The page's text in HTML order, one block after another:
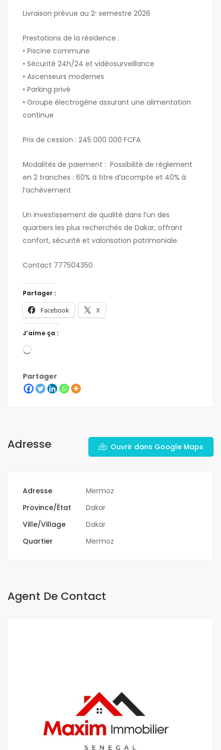
Livraison prévue au 2ᵉ semestre 2026
Prestations de la résidence :
• Piscine commune
• Sécurité 24h/24 et vidéosurveillance
• Ascenseurs modernes
• Parking privé
• Groupe électrogène assurant une alimentation
continue
Prix de cession : 245 000 000 FCFA
Modalités de paiement : Possibilité de règlement
en 2 tranches : 60% à titre d’acompte et 40% à
l’achèvement
Un investissement de qualité dans l’un des
quartiers les plus recherchés de Dakar, offrant
confort, sécurité et valorisation patrimoniale.
Contact 777504350
Partager :
Facebook X
J’aime ça :
Partager
Adresse Ouvrir dans Google Maps
Adresse
Mermoz
Province/État
Dakar
Ville/Village
Dakar
Quartier
Mermoz
Agent De Contact